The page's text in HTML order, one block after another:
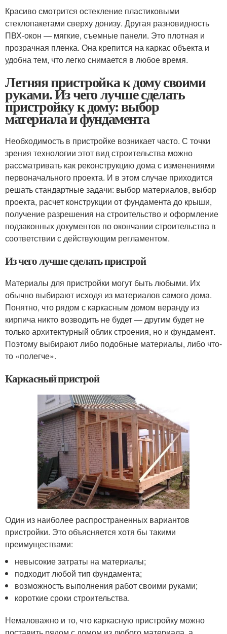
Красиво смотрится остекление пластиковыми
стеклопакетами сверху донизу. Другая разновидность
ПВХ-окон — мягкие, съемные панели. Это плотная и
прозрачная пленка. Она крепится на каркас объекта и
удобна тем, что легко снимается в любое время.
Летняя пристройка к дому своими
руками. Из чего лучше сделать
пристройку к дому: выбор
материала и фундамента
Необходимость в пристройке возникает часто. С точки
зрения технологии этот вид строительства можно
рассматривать как реконструкцию дома с изменениями
первоначального проекта. И в этом случае приходится
решать стандартные задачи: выбор материалов, выбор
проекта, расчет конструкции от фундамента до крыши,
получение разрешения на строительство и оформление
подзаконных документов по окончании строительства в
соответствии с действующим регламентом.
Из чего лучше сделать пристрой
Материалы для пристройки могут быть любыми. Их
обычно выбирают исходя из материалов самого дома.
Понятно, что рядом с каркасным домом веранду из
кирпича никто возводить не будет — другим будет не
только архитектурный облик строения, но и фундамент.
Поэтому выбирают либо подобные материалы, либо что-
то «полегче».
Каркасный пристрой
Один из наиболее распространенных вариантов
пристройки. Это объясняется хотя бы такими
преимуществами:
невысокие затраты на материалы;
подходит любой тип фундамента;
возможность выполнения работ своими руками;
короткие сроки строительства.
Немаловажно и то, что каркасную пристройку можно